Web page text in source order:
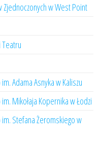
w West Point
Adama Asnyka w Kaliszu
Mikołaja Kopernika w Łodzi
Stefana Żeromskiego w